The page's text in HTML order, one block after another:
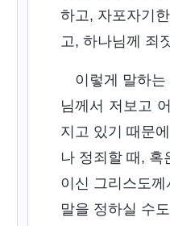
하고, 자포자기
고, 하나님께 죄
이렇게 말하
님께서 저보고
지고 있기 때문
나 정죄할 때,
이신 그리스도
말을 정하실 수